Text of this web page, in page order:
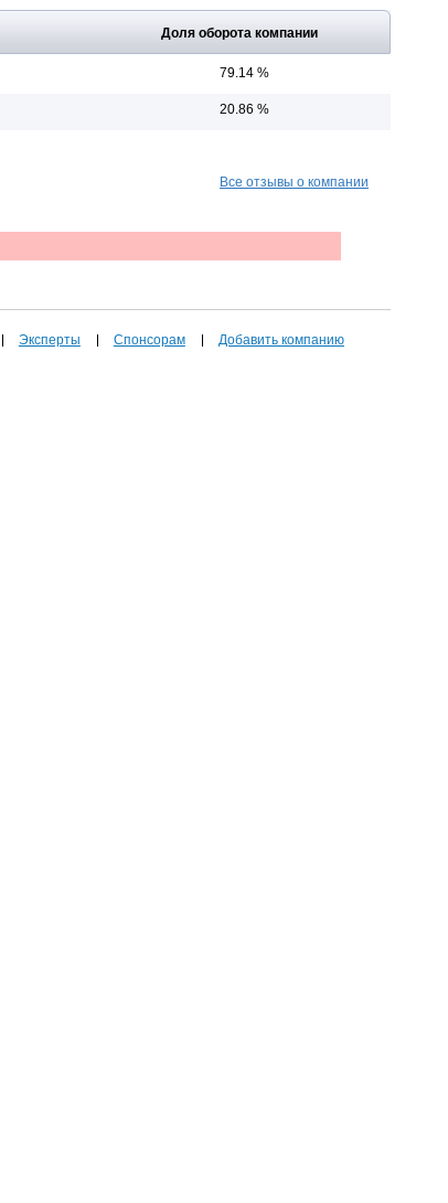
Доля оборота компании
79.14 %
20.86 %
Все отзывы о компании
Эксперты Спонсорам Добавить компанию